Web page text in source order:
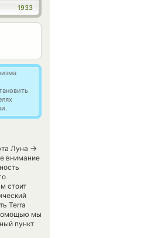
1933
Луна →
внимание
стоит
Terra
мы
пункт